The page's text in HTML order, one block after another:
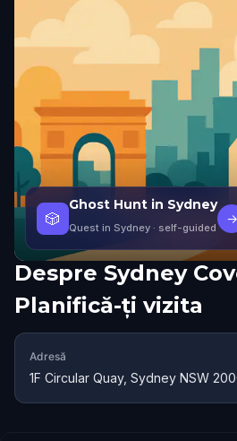
🎲
Ghost Hunt in Sydney
Quest in Sydney · self-guided
→
Despre Sydney
Planifică-ți vizita
Adresă
1F Circular Quay, Sydney NSW